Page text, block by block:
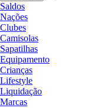
Saldos
Nações
Clubes
Camisolas
Sapatilhas
Equipamento
Crianças
Lifestyle
Liquidação
Marcas